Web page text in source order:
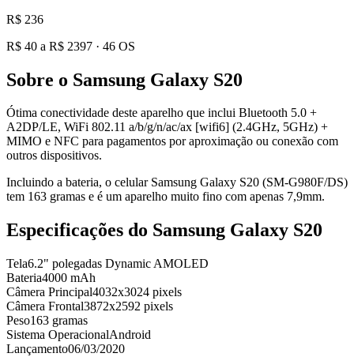
R$ 236
R$ 40 a R$ 2397 · 46 OS
Sobre o Samsung Galaxy S20
Ótima conectividade deste aparelho que inclui Bluetooth 5.0 +
A2DP/LE, WiFi 802.11 a/b/g/n/ac/ax [wifi6] (2.4GHz, 5GHz) +
MIMO e NFC para pagamentos por aproximação ou conexão com
outros dispositivos.
Incluindo a bateria, o celular Samsung Galaxy S20 (SM-G980F/DS)
tem 163 gramas e é um aparelho muito fino com apenas 7,9mm.
Especificações do Samsung Galaxy S20
Tela6.2" polegadas Dynamic AMOLED
Bateria4000 mAh
Câmera Principal4032x3024 pixels
Câmera Frontal3872x2592 pixels
Peso163 gramas
Sistema OperacionalAndroid
Lançamento06/03/2020